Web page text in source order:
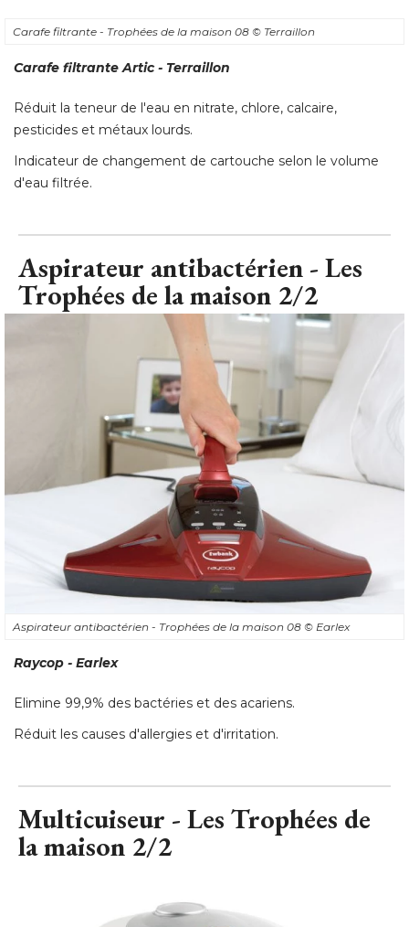
Carafe filtrante - Trophées de la maison 08 © Terraillon
Carafe filtrante Artic - Terraillon
Réduit la teneur de l'eau en nitrate, chlore, calcaire,
pesticides et métaux lourds.
Indicateur de changement de cartouche selon le volume
d'eau filtrée.
Aspirateur antibactérien - Les
Trophées de la maison 2/2
Aspirateur antibactérien - Trophées de la maison 08 © Earlex
Raycop - Earlex
Elimine 99,9% des bactéries et des acariens.
Réduit les causes d'allergies et d'irritation.
Multicuiseur - Les Trophées de
la maison 2/2